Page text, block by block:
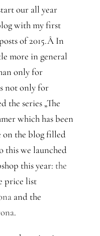
our all year
with my first
of 2015.Â In
more in general
only for
not only for
the series „The
which has been
on the blog filled
this we launched
this year: the
price list
and the
.